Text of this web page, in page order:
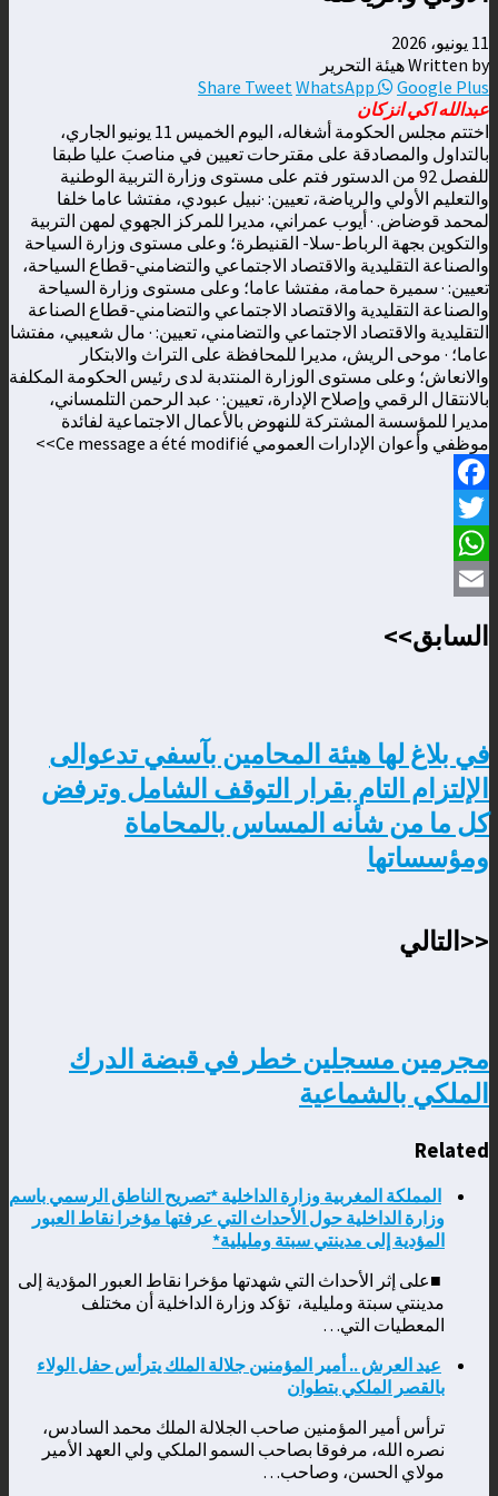
11 يونيو، 2026
Written by هيئة التحرير
Share TweetWhatsApp
Google Plus
عبدالله اكي انزكان
اختتم مجلس الحكومة أشغاله، اليوم الخميس 11 يونيو الجاري،
بالتداول والمصادقة على مقترحات تعيين في مناصبَ عليا طبقا
للفصل 92 من الدستور فتم على مستوى وزارة التربية الوطنية
والتعليم الأولي والرياضة، تعيين: ·نبيل عبودي، مفتشا عاما خلفا
لمحمد قوضاض. · أيوب عمراني، مديرا للمركز الجهوي لمهن التربية
والتكوين بجهة الرباط-سلا- القنيطرة؛ وعلى مستوى وزارة السياحة
والصناعة التقليدية والاقتصاد الاجتماعي والتضامني-قطاع السياحة،
تعيين: · سميرة حمامة، مفتشا عاما؛ وعلى مستوى وزارة السياحة
والصناعة التقليدية والاقتصاد الاجتماعي والتضامني-قطاع الصناعة
التقليدية والاقتصاد الاجتماعي والتضامني، تعيين: · مال شعيبي، مفتشا
عاما؛ · موحى الريش، مديرا للمحافظة على التراث والابتكار
والانعاش؛ وعلى مستوى الوزارة المنتدبة لدى رئيس الحكومة المكلفة
بالانتقال الرقمي وإصلاح الإدارة، تعيين: · عبد الرحمن التلمساني،
مديرا للمؤسسة المشتركة للنهوض بالأعمال الاجتماعية لفائدة
موظفي وأعوان الإدارات العمومي ‎<Ce message a été modifié>
Facebook
Twitter
WhatsApp
السابق>>
في بلاغ لها هيئة المحامين بآسفي تدعوالى
الإلتزام التام بقرار التوقف الشامل وترفض
كل ما من شأنه المساس بالمحاماة
ومؤسساتها
<<التالي
مجرمين مسجلين خطر في قبضة الدرك
الملكي بالشماعية
Related
المملكة المغربية وزارة الداخلية *تصريح الناطق الرسمي باسم
وزارة الداخلية حول الأحداث التي عرفتها مؤخرا نقاط العبور
المؤدية إلى مدينتي سبتة ومليلية*
■على إثر الأحداث التي شهدتها مؤخرا نقاط العبور المؤدية إلى
مدينتي سبتة ومليلية، تؤكد وزارة الداخلية أن مختلف
المعطيات التي…
عيد العرش .. أمير المؤمنين جلالة الملك يترأس حفل الولاء
بالقصر الملكي بتطوان
ترأس أمير المؤمنين صاحب الجلالة الملك محمد السادس،
نصره الله، مرفوقا بصاحب السمو الملكي ولي العهد الأمير
مولاي الحسن، وصاحب…